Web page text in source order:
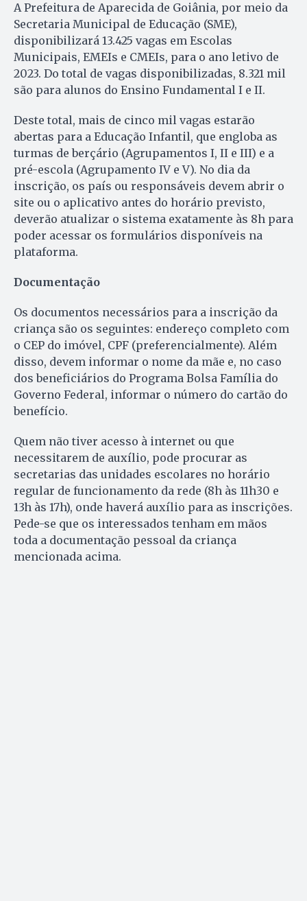
A Prefeitura de Aparecida de Goiânia, por meio da
Secretaria Municipal de Educação (SME),
disponibilizará 13.425 vagas em Escolas
Municipais, EMEIs e CMEIs, para o ano letivo de
2023. Do total de vagas disponibilizadas, 8.321 mil
são para alunos do Ensino Fundamental I e II.
Deste total, mais de cinco mil vagas estarão
abertas para a Educação Infantil, que engloba as
turmas de berçário (Agrupamentos I, II e III) e a
pré-escola (Agrupamento IV e V). No dia da
inscrição, os país ou responsáveis devem abrir o
site ou o aplicativo antes do horário previsto,
deverão atualizar o sistema exatamente às 8h para
poder acessar os formulários disponíveis na
plataforma.
Documentação
Os documentos necessários para a inscrição da
criança são os seguintes: endereço completo com
o CEP do imóvel, CPF (preferencialmente). Além
disso, devem informar o nome da mãe e, no caso
dos beneficiários do Programa Bolsa Família do
Governo Federal, informar o número do cartão do
benefício.
Quem não tiver acesso à internet ou que
necessitarem de auxílio, pode procurar as
secretarias das unidades escolares no horário
regular de funcionamento da rede (8h às 11h30 e
13h às 17h), onde haverá auxílio para as inscrições.
Pede-se que os interessados tenham em mãos
toda a documentação pessoal da criança
mencionada acima.